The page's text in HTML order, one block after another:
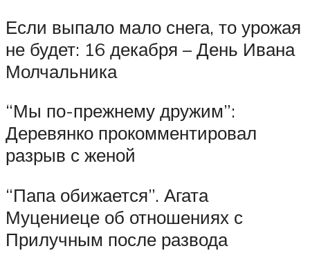
Если выпало мало снега, то урожая
не будет: 16 декабря – День Ивана
Молчальника
“Мы по-прежнему дружим”:
Деревянко прокомментировал
разрыв с женой
“Папа обижается”. Агата
Муцениеце об отношениях с
Прилучным после развода